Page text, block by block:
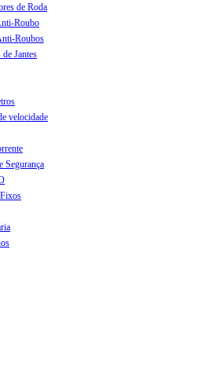
de Roda
Roubo
Roubos
Jantes
velocidade
Segurança